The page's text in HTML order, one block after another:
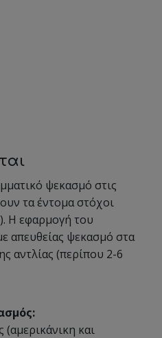
ψεκασμό στις
τα έντομα στόχοι
Η εφαρμογή του
απευθείας ψεκασμό στα
αντλίας (περίπου 2-6
(αμερικάνικη και